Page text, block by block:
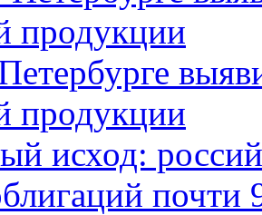
продукции